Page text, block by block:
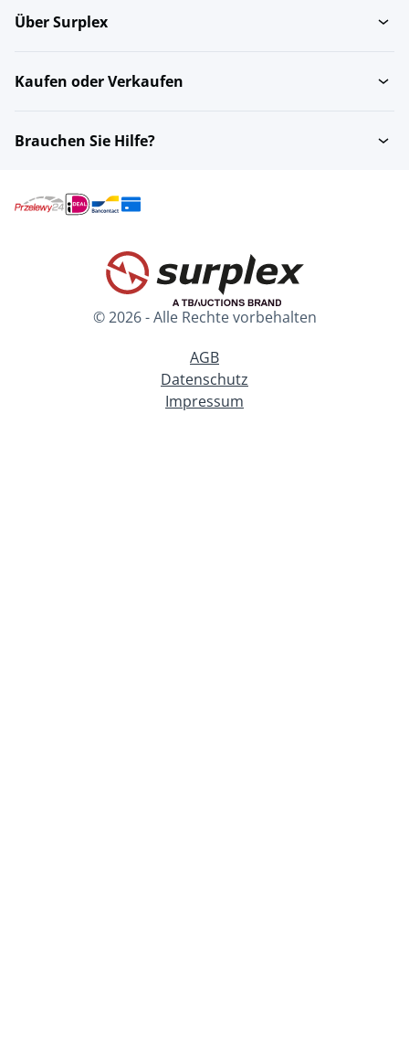
Über Surplex
Kaufen oder Verkaufen
Brauchen Sie Hilfe?
© 2026 - Alle Rechte vorbehalten
AGB
Datenschutz
Impressum